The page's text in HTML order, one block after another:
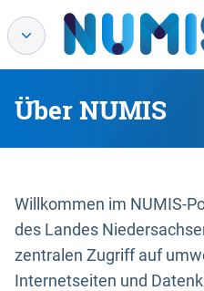
Über NUMIS
Willkommen im NUMIS-
des Landes
zentralen Zugriff auf
Internetseiten und